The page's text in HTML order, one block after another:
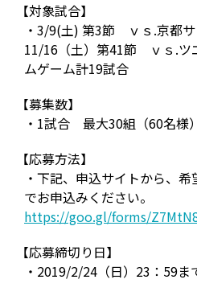
【対象試合】
・3/9(土) 第3節 ｖｓ.京都
11/16（土）第41節 ｖｓ.ツ
ムゲーム計19試合
【募集数】
・1試合 最大30組（60名様）
【応募方法】
・下記、申込サイトから、
でお申込みください。
https://goo.gl/forms/
【応募締切り日】
・2019/2/24（日）23：59ま